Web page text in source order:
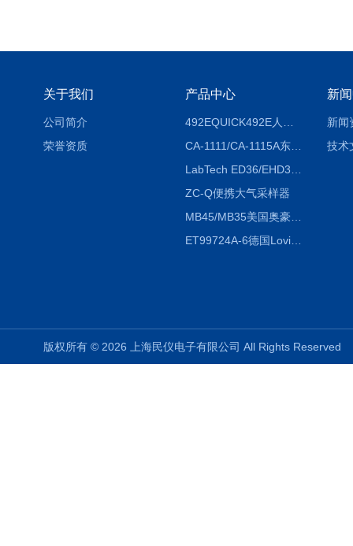
关于我们
公司简介
荣誉资质
产品中心
CA-1111/CA-1115A东京理化EYELA CA-1111/CA-1115A冷却水循环装置
ZC-Q便携大气采样器
MB45/MB35美国奥豪斯OHAUS MB45/MB35卤素红外水分测定仪
ET99724A-6德国Lovibond ET99724A-6微电脑BOD测定仪
新
新闻
技术
版权所有 © 2026 上海民仪电子有限公司 All Rights